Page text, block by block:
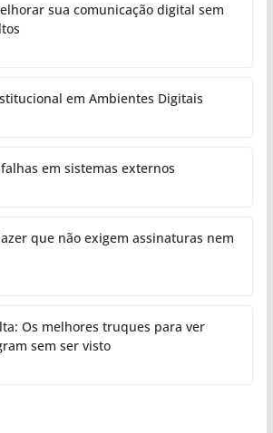
sua comunicação digital sem
em Ambientes Digitais
em sistemas externos
que não exigem assinaturas nem
Os melhores truques para ver
sem ser visto